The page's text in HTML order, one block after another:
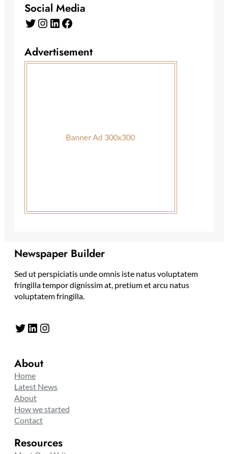
Social Media
Twitter Instagram LinkedIn Facebook
Advertisement
Newspaper Builder
Sed ut perspiciatis unde omnis iste natus voluptatem
fringilla tempor dignissim at, pretium et arcu natus
voluptatem fringilla.
Twitter LinkedIn Instagram
About
Home
Latest News
About
How we started
Contact
Resources